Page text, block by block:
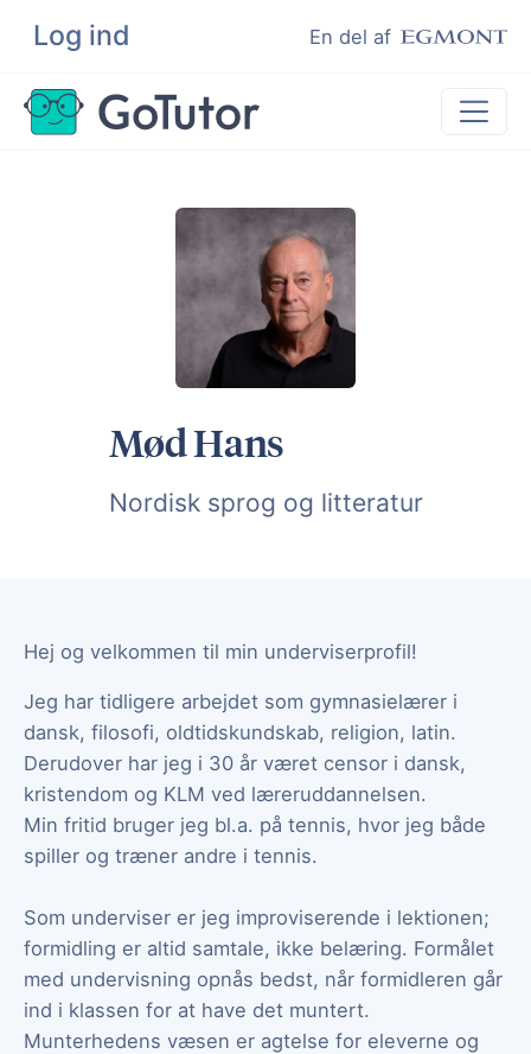
Log ind En del af
Søg
Lektiehjælp
Eksamenshjælp
Hjælp til ordblinde
Mød Hans
Nordisk sprog og litteratur
Hej og velkommen til min underviserprofil!
Jeg har tidligere arbejdet som gymnasielærer i
dansk, filosofi, oldtidskundskab, religion, latin.
Derudover har jeg i 30 år været censor i dansk,
kristendom og KLM ved læreruddannelsen.
Min fritid bruger jeg bl.a. på tennis, hvor jeg både
spiller og træner andre i tennis.
Som underviser er jeg improviserende i lektionen;
formidling er altid samtale, ikke belæring. Formålet
med undervisning opnås bedst, når formidleren går
ind i klassen for at have det muntert.
Munterhedens væsen er agtelse for eleverne og